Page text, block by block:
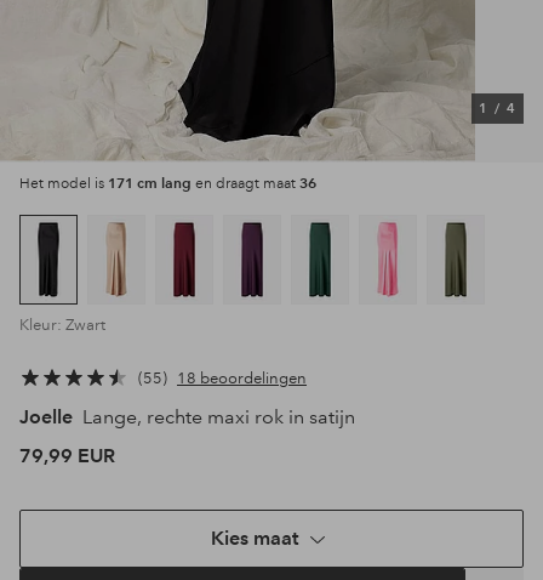
1 / 4
Het model is 171 cm lang en draagt maat 36
Kleur: Zwart
55 18 beoordelingen
Joelle Lange, rechte maxi rok in satijn
79,99 EUR
Kies maat